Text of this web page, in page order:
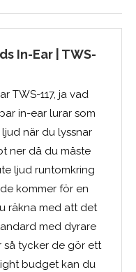
In-Ear | TWS-
TWS-117, ja vad
in-ear lurar som
när du lyssnar
ner då du måste
ljud runtomkring
kommer för en
räkna med att det
med dyrare
så tycker de gör ett
budget kan du